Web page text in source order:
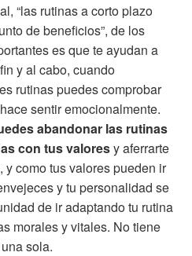
“las rutinas a corto plazo
de beneficios”, de los
es que te ayudan a
y al cabo, cuando
rutinas puedes comprobar
sentir emocionalmente.
abandonar las rutinas
con tus valoresy aferrarte
y como tus valores pueden ir
y tu personalidad se
de ir adaptando tu rutina
morales y vitales. No tiene
sola.